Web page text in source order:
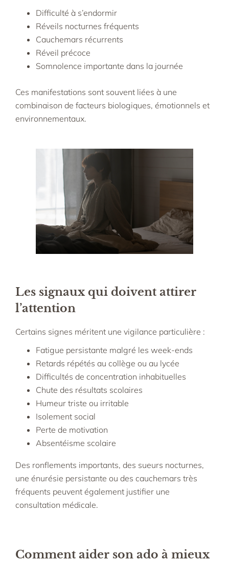
Difficulté à s’endormir
Réveils nocturnes fréquents
Cauchemars récurrents
Réveil précoce
Somnolence importante dans la journée
Ces manifestations sont souvent liées à une
combinaison de facteurs biologiques, émotionnels et
environnementaux.
Les signaux qui doivent attirer
l’attention
Certains signes méritent une vigilance particulière :
Fatigue persistante malgré les week-ends
Retards répétés au collège ou au lycée
Difficultés de concentration inhabituelles
Chute des résultats scolaires
Humeur triste ou irritable
Isolement social
Perte de motivation
Absentéisme scolaire
Des ronflements importants, des sueurs nocturnes,
une énurésie persistante ou des cauchemars très
fréquents peuvent également justifier une
consultation médicale.
Comment aider son ado à mieux